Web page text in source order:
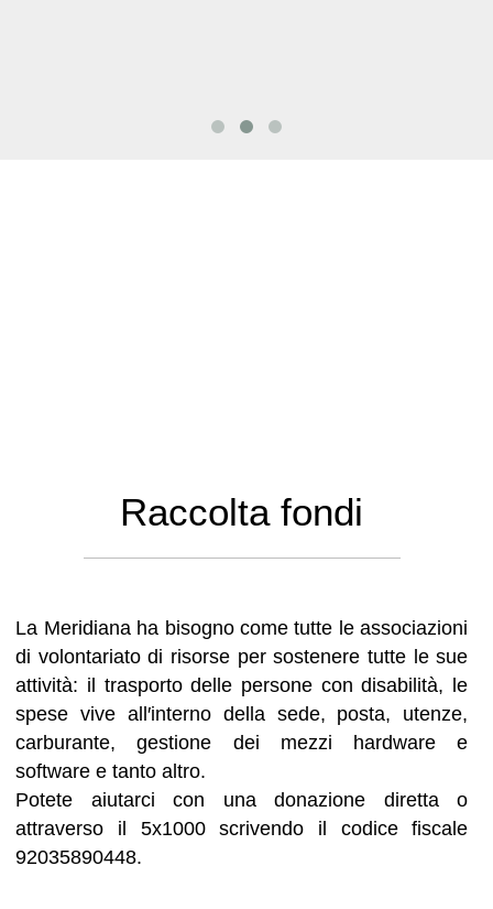
Raccolta fondi
La Meridiana ha bisogno come tutte le associazioni
di volontariato di risorse per sostenere tutte le sue
attività: il trasporto delle persone con disabilità, le
spese vive all′interno della sede, posta, utenze,
carburante, gestione dei mezzi hardware e
software e tanto altro.
Potete aiutarci con una donazione diretta o
attraverso il 5x1000 scrivendo il codice fiscale
92035890448.